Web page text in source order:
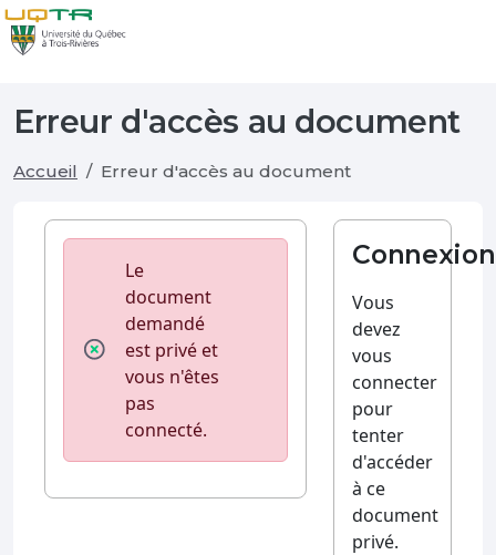
Erreur d'accès au document
Accueil Erreur d'accès au document
Le
document
demandé
est privé et
vous n'êtes
pas
connecté.
Connexion
Vous
devez
vous
connecter
pour
tenter
d'accéder
à ce
document
privé.